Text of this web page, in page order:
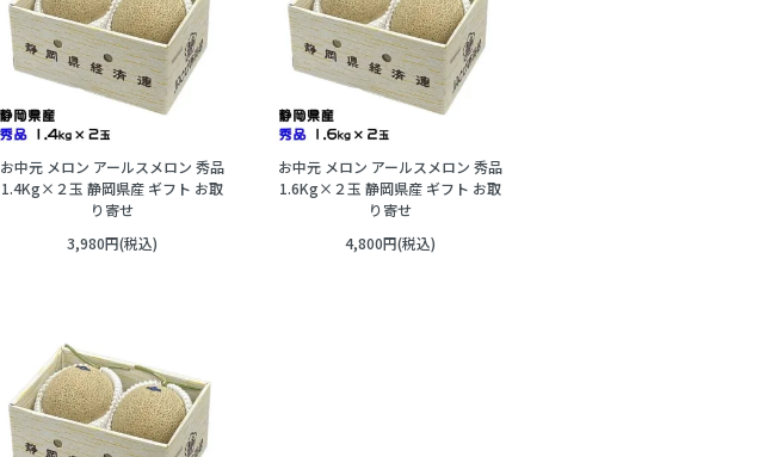
お中元 メロン アールスメロン 秀品
1.4Kg×２玉 静岡県産 ギフト お取
り寄せ
3,980円(税込)
お中元 メロン アールスメロン 秀品
1.6Kg×２玉 静岡県産 ギフト お取
り寄せ
4,800円(税込)